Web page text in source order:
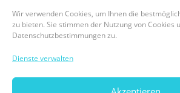
Wir verwenden Cookies, um Ihnen die
zu bieten. Sie stimmen der Nutzung von Cookies
Datenschutzbestimmungen zu.
Dienste verwalten
Liebe
LinkedIn
Instagram
E-Mail